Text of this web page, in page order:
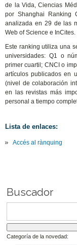
de la Vida, Ciencias
por Shanghai Ranking
analizada en 29 de las
Web of Science e InCites.
Este ranking utiliza una
universidades: Q1 o
primer cuartil; CNCI o
artículos publicados en
(nivel de colaboración
en las revistas más
personal a tiempo
Lista de enlaces:
Accés al rànquing
Buscador
Categoría de la novedad: